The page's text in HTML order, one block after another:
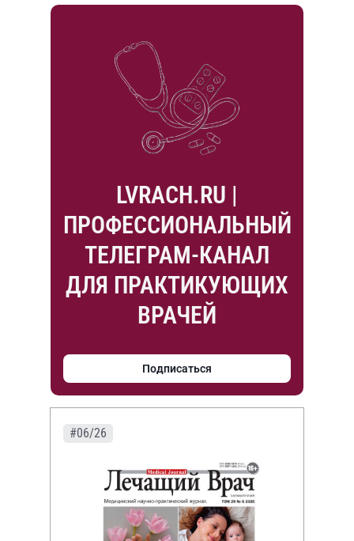
LVRACH.RU |
ПРОФЕССИОНАЛЬНЫЙ
ТЕЛЕГРАМ-КАНАЛ
ДЛЯ ПРАКТИКУЮЩИХ
ВРАЧЕЙ
Подписаться
#06/26